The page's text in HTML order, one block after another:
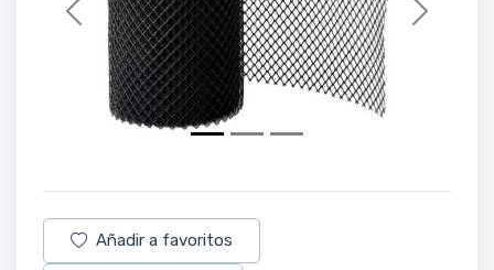
Previous Next
Añadir a favoritos